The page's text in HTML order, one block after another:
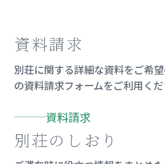
資料請求
別荘に関する詳細な資料をご希
の資料請求フォームをご利用くだ
資料請求
別荘のしおり